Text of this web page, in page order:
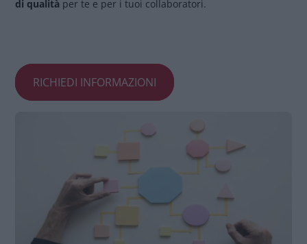
di qualità per te e per i tuoi collaboratori.
RICHIEDI INFORMAZIONI